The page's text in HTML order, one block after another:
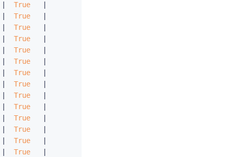
| True
| True
| True
| True
True
| True
True
| True
True
| True
True
True
True
True